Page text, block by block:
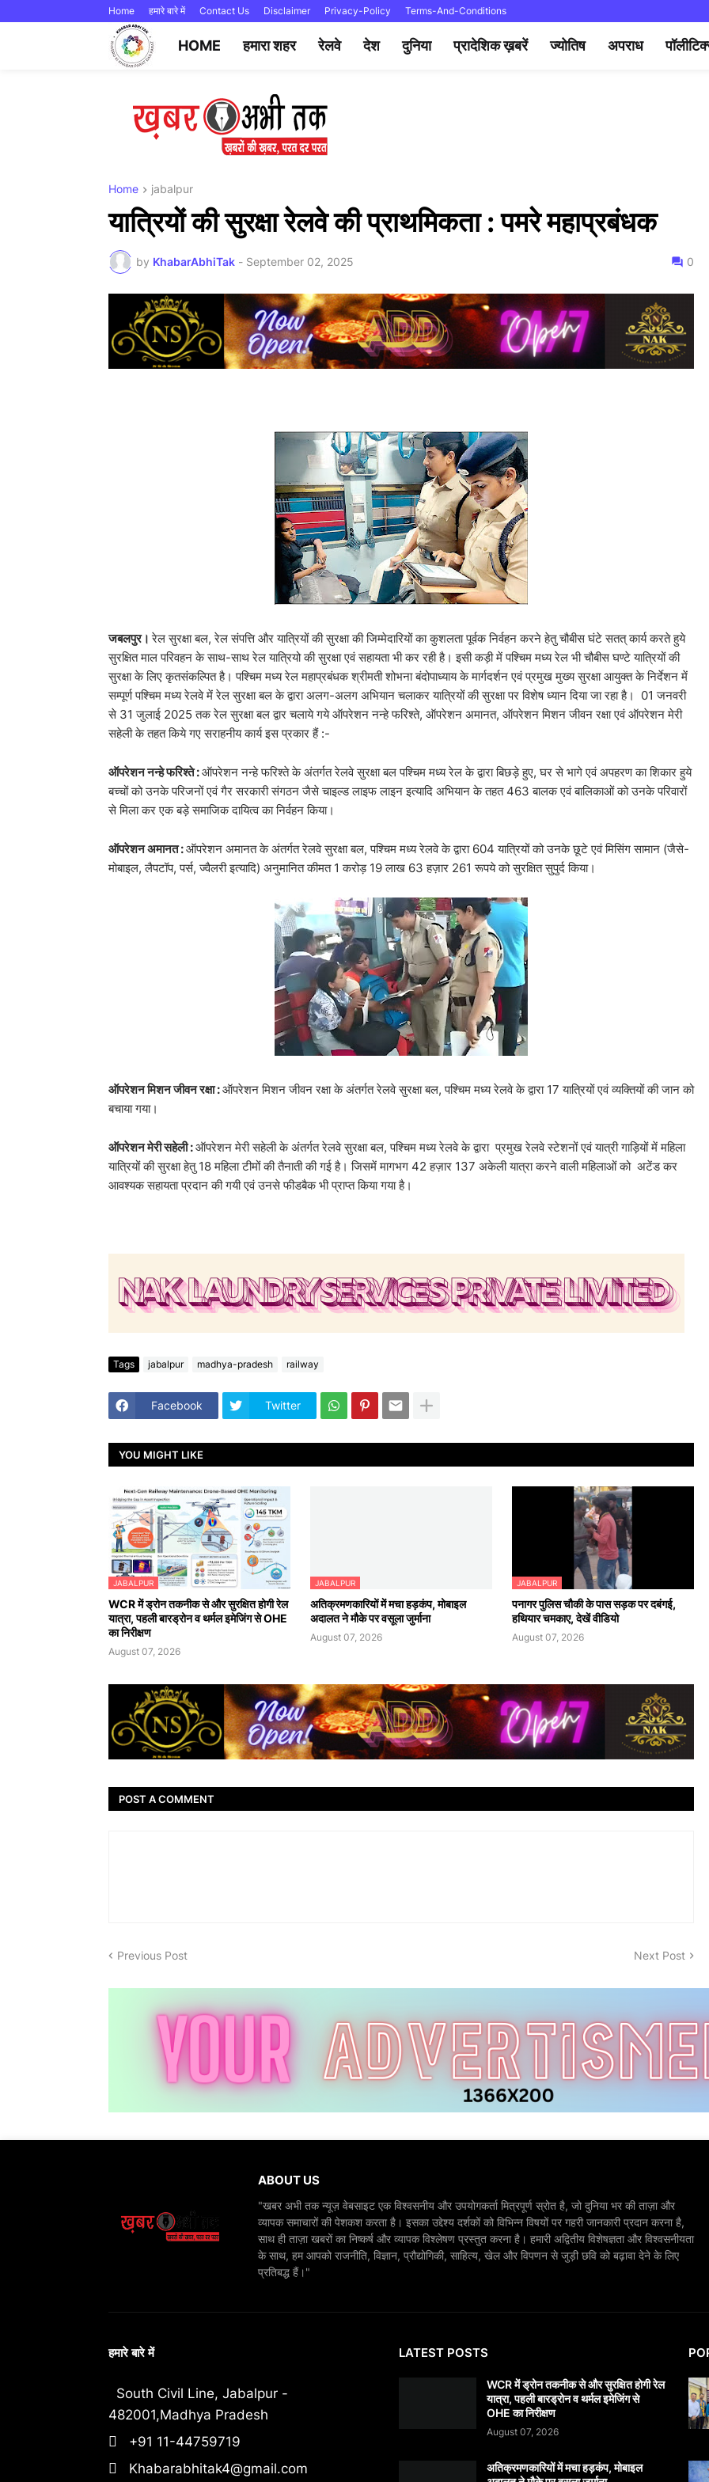
Home हमारे बारे में Contact Us Disclaimer Privacy-Policy Terms-And-Conditions
HOME हमारा शहर रेलवे देश दुनिया प्रादेशिक ख़बरें ज्योतिष अपराध
Home jabalpur
यात्रियों की सुरक्षा रेलवे की प्राथमिकता : पमरे महाप्रबंधक
by KhabarAbhiTak - September 02, 2025 0
जबलपुर।रेल सुरक्षा बल, रेल संपत्ति और यात्रियों की सुरक्षा की जिम्मेदारियों का कुशलता पूर्वक निर्वहन करने हेतु चौबीस घंटे सतत् कार्य करते हुये
सुरक्षित माल परिवहन के साथ-साथ रेल यात्रियो की सुरक्षा एवं सहायता भी कर रही है। इसी कड़ी में पश्चिम मध्य रेल भी चौबीस घण्टे यात्रियों की
सुरक्षा के लिए कृतसंकल्पित है। पश्चिम मध्य रेल महाप्रबंधक श्रीमती शोभना बंदोपाध्याय के मार्गदर्शन एवं प्रमुख मुख्य सुरक्षा आयुक्त के निर्देशन में
सम्पूर्ण पश्चिम मध्य रेलवे में रेल सुरक्षा बल के द्वारा अलग-अलग अभियान चलाकर यात्रियों की सुरक्षा पर विशेष ध्यान दिया जा रहा है। 01 जनवरी
से 31 जुलाई 2025 तक रेल सुरक्षा बल द्वार चलाये गये ऑपरेशन नन्हे फरिश्ते, ऑपरेशन अमानत, ऑपरेशन मिशन जीवन रक्षा एवं ऑपरेशन मेरी
सहेली के तहत किये गए सराहनीय कार्य इस प्रकार हैं :-
ऑपरेशन नन्हे फरिश्ते :ऑपरेशन नन्हे फरिश्ते के अंतर्गत रेलवे सुरक्षा बल पश्चिम मध्य रेल के द्वारा बिछड़े हुए, घर से भागे एवं अपहरण का शिकार हुये
बच्चों को उनके परिजनों एवं गैर सरकारी संगठन जैसे चाइल्ड लाइफ लाइन इत्यादि अभियान के तहत 463 बालक एवं बालिकाओं को उनके परिवारों
से मिला कर एक बड़े समाजिक दायित्व का निर्वहन किया।
ऑपरेशन अमानत :ऑपरेशन अमानत के अंतर्गत रेलवे सुरक्षा बल, पश्चिम मध्य रेलवे के द्वारा 604 यात्रियों को उनके छूटे एवं मिसिंग सामान (जैसे-
मोबाइल, लैपटॉप, पर्स, ज्वैलरी इत्यादि) अनुमानित कीमत 1 करोड़ 19 लाख 63 हज़ार 261 रूपये को सुरक्षित सुपुर्द किया।
ऑपरेशन मिशन जीवन रक्षा :ऑपरेशन मिशन जीवन रक्षा के अंतर्गत रेलवे सुरक्षा बल, पश्चिम मध्य रेलवे के द्वारा 17 यात्रियों एवं व्यक्तियों की जान को
बचाया गया।
ऑपरेशन मेरी सहेली :ऑपरेशन मेरी सहेली के अंतर्गत रेलवे सुरक्षा बल, पश्चिम मध्य रेलवे के द्वारा प्रमुख रेलवे स्टेशनों एवं यात्री गाड़ियों में महिला
यात्रियों की सुरक्षा हेतु 18 महिला टीमों की तैनाती की गई है। जिसमें मागभग 42 हज़ार 137 अकेली यात्रा करने वाली महिलाओं को अटेंड कर
आवश्यक सहायता प्रदान की गयी एवं उनसे फीडबैक भी प्राप्त किया गया है।
Tags jabalpur madhya-pradesh railway
Facebook Twitter
YOU MIGHT LIKE
JABALPUR
WCR में ड्रोन तकनीक से और सुरक्षित होगी रेल
यात्रा, पहली बारड्रोन व थर्मल इमेजिंग से OHE
का निरीक्षण
August 07, 2026
JABALPUR
अतिक्रमणकारियों में मचा हड़कंप, मोबाइल
अदालत ने मौके पर वसूला जुर्माना
August 07, 2026
JABALPUR
पनागर पुलिस चौकी के पास सड़क पर दबंगई,
हथियार चमकाए, देखें वीडियो
August 07, 2026
POST A COMMENT
Previous Post Next Post
ABOUT US
"खबर अभी तक न्यूज़ वेबसाइट एक विश्वसनीय और उपयोगकर्ता मित्रपूर्ण स्रोत है, जो दुनिया भर की ताज़ा और
व्यापक समाचारों की पेशकश करता है। इसका उद्देश्य दर्शकों को विभिन्न विषयों पर गहरी जानकारी प्रदान करना है,
साथ ही ताज़ा खबरों का निष्कर्ष और व्यापक विश्लेषण प्रस्तुत करना है। हमारी अद्वितीय विशेषज्ञता और विश्वसनीयता
के साथ, हम आपको राजनीति, विज्ञान, प्रौद्योगिकी, साहित्य, खेल और विपणन से जुड़ी छवि को बढ़ावा देने के लिए
प्रतिबद्ध हैं।"
हमारे बारे में
South Civil Line, Jabalpur -
482001,Madhya Pradesh
+91 11-44759719
Khabarabhitak4@gmail.com
LATEST POSTS
WCR में ड्रोन तकनीक से और सुरक्षित होगी रेल
यात्रा, पहली बारड्रोन व थर्मल इमेजिंग से
OHE का निरीक्षण
August 07, 2026
अतिक्रमणकारियों में मचा हड़कंप, मोबाइल